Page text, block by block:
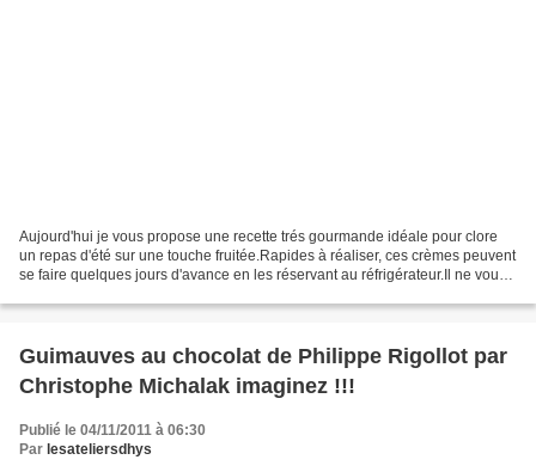
Aujourd'hui je vous propose une recette trés gourmande idéale pour clore
un repas d'été sur une touche fruitée.Rapides à réaliser, ces crèmes peuvent
se faire quelques jours d'avance en les réservant au réfrigérateur.Il ne vous
Guimauves au chocolat de Philippe Rigollot par
Christophe Michalak imaginez !!!
Publié le 04/11/2011 à 06:30
Par lesateliersdhys